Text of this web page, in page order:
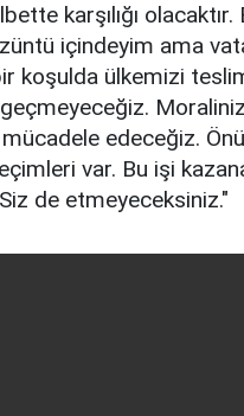
karşılığı
içindeyim ama
koşulda ülkemizi
edeceğiz.
var. Bu işi
de etmeyeceksiniz."